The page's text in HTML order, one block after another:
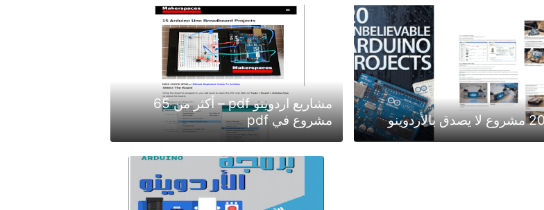
مشاريع اردوينو pdf – أكثر من 65
مشروع في pdf